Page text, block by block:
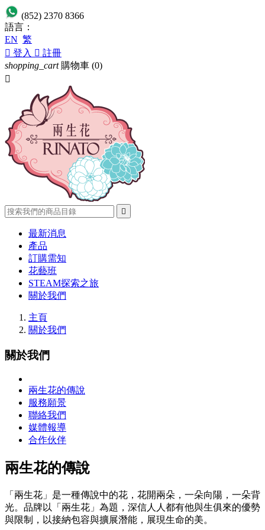
(852) 2370 8366
語言：
EN 繁
 登入  註冊
shopping_cart 購物車 (0)


最新消息
產品
訂購需知
花藝班
STEAM探索之旅
關於我們
主頁
關於我們
關於我們
兩生花的傳說
服務願景
聯絡我們
媒體報導
合作伙伴
兩生花的傳說
「兩生花」是一種傳說中的花，花開兩朵，一朵向陽，一朵背
光。品牌以「兩生花」為題，深信人人都有他與生俱來的優勢
與限制，以接納包容與擴展潛能，展現生命的美。